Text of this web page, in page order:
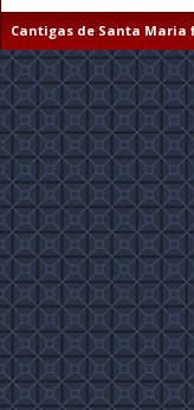
Cantigas de Santa Maria